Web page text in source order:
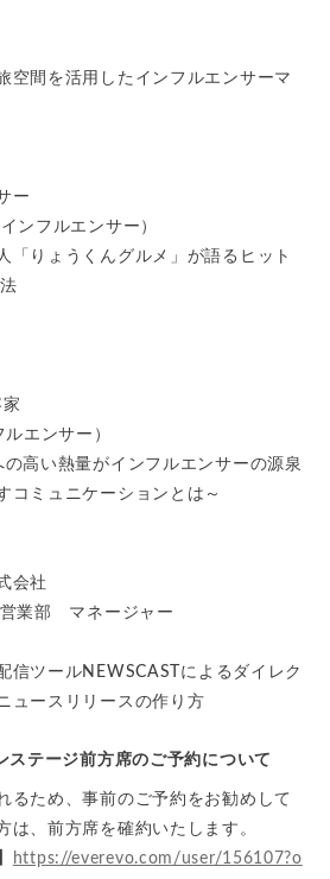
空間を活用したインフルエンサーマ
ー
ンフルエンサー）
「りょうくんグルメ」が語るヒット
エンサー）
の高い熱量がインフルエンサーの源泉
コミュニケーションとは～
会社
業部 マネージャー
信ツールNEWSCASTによるダイレク
ュースリリースの作り方
ステージ前方席のご予約について
ため、事前のご予約をお勧めして
は、前方席を確約いたします。
https://everevo.com/user/156107?o